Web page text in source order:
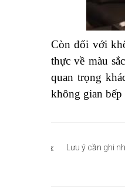
Còn đối với
thực về màu
quan trọng
không gian bếp
hướng
Lưu ý cần ghi